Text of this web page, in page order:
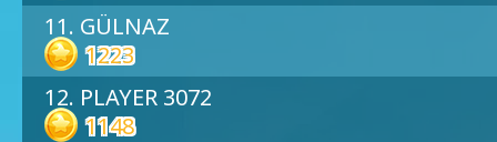
11. GÜLNAZ
1223
12. PLAYER 3072
1148